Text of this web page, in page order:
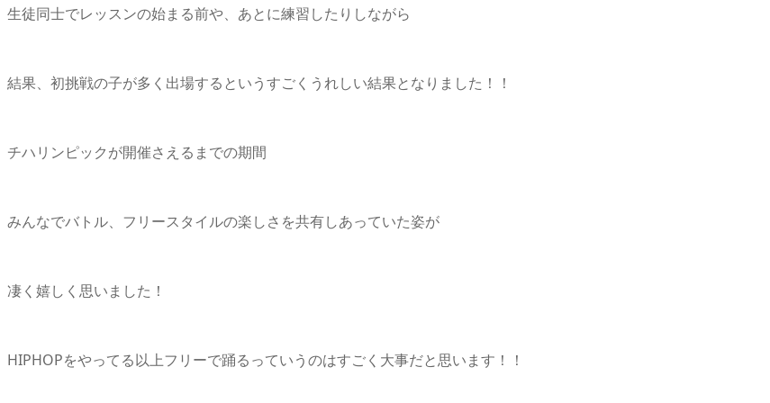
生徒同士でレッスンの始まる前や、あとに練習したりしながら
結果、初挑戦の子が多く出場するというすごくうれしい結果となりました！！
チハリンピックが開催さえるまでの期間
みんなでバトル、フリースタイルの楽しさを共有しあっていた姿が
凄く嬉しく思いました！
HIPHOPをやってる以上フリーで踊るっていうのはすごく大事だと思います！！